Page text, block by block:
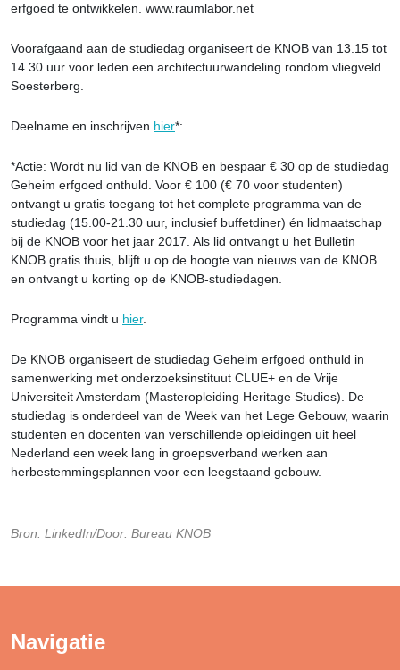
erfgoed te ontwikkelen. www.raumlabor.net
Voorafgaand aan de studiedag organiseert de KNOB van 13.15 tot
14.30 uur voor leden een architectuurwandeling rondom vliegveld
Soesterberg.
Deelname en inschrijven hier*:
*Actie: Wordt nu lid van de KNOB en bespaar € 30 op de studiedag
Geheim erfgoed onthuld. Voor € 100 (€ 70 voor studenten)
ontvangt u gratis toegang tot het complete programma van de
studiedag (15.00-21.30 uur, inclusief buffetdiner) én lidmaatschap
bij de KNOB voor het jaar 2017. Als lid ontvangt u het Bulletin
KNOB gratis thuis, blijft u op de hoogte van nieuws van de KNOB
en ontvangt u korting op de KNOB-studiedagen.
Programma vindt u hier.
De KNOB organiseert de studiedag Geheim erfgoed onthuld in
samenwerking met onderzoeksinstituut CLUE+ en de Vrije
Universiteit Amsterdam (Masteropleiding Heritage Studies). De
studiedag is onderdeel van de Week van het Lege Gebouw, waarin
studenten en docenten van verschillende opleidingen uit heel
Nederland een week lang in groepsverband werken aan
herbestemmingsplannen voor een leegstaand gebouw.
Bron: LinkedIn/Door: Bureau KNOB
Navigatie